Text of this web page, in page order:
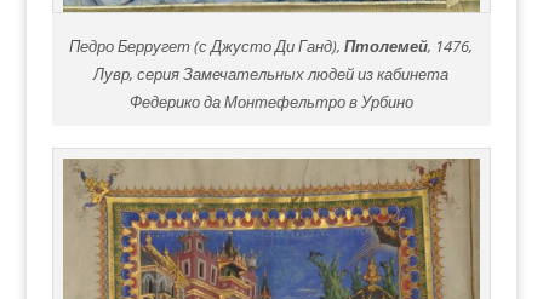
Педро Берругет (с Джусто Ди Ганд),Птолемей, 1476,
Лувр, серия Замечательных людей из кабинета
Федерико да Монтефельтро в Урбино